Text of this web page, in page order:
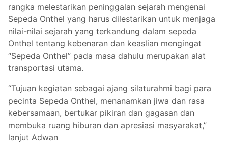
rangka melestarikan peninggalan sejarah mengenai
Sepeda Onthel yang harus dilestarikan untuk menjaga
nilai-nilai sejarah yang terkandung dalam sepeda
Onthel tentang kebenaran dan keaslian mengingat
“Sepeda Onthel” pada masa dahulu merupakan alat
transportasi utama.
“Tujuan kegiatan sebagai ajang silaturahmi bagi para
pecinta Sepeda Onthel, menanamkan jiwa dan rasa
kebersamaan, bertukar pikiran dan gagasan dan
membuka ruang hiburan dan apresiasi masyarakat,”
lanjut Adwan